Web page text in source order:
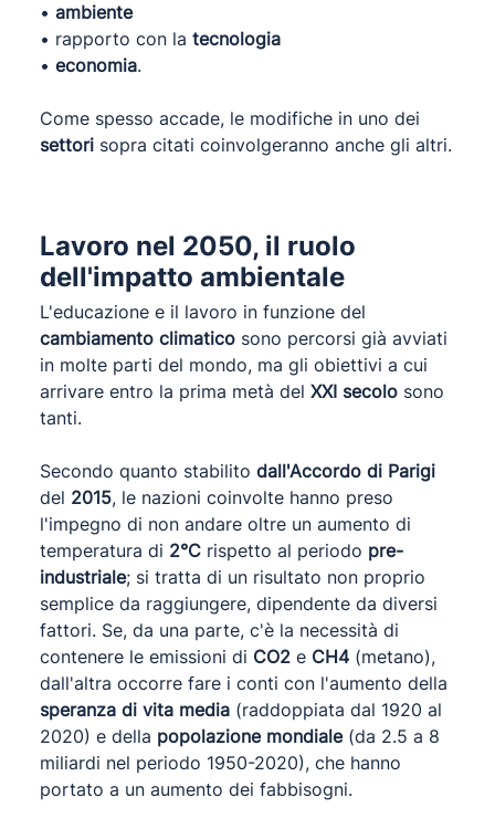
• ambiente
• rapporto con la tecnologia
• economia.
Come spesso accade, le modifiche in uno dei
settori sopra citati coinvolgeranno anche gli altri.
Lavoro nel 2050, il ruolo
dell'impatto ambientale
L'educazione e il lavoro in funzione del
cambiamento climatico sono percorsi già avviati
in molte parti del mondo, ma gli obiettivi a cui
arrivare entro la prima metà del XXI secolo sono
tanti.
Secondo quanto stabilito dall'Accordo di Parigi
del 2015, le nazioni coinvolte hanno preso
l'impegno di non andare oltre un aumento di
temperatura di 2°C rispetto al periodo pre-
industriale; si tratta di un risultato non proprio
semplice da raggiungere, dipendente da diversi
fattori. Se, da una parte, c'è la necessità di
contenere le emissioni di CO2 e CH4 (metano),
dall'altra occorre fare i conti con l'aumento della
speranza di vita media (raddoppiata dal 1920 al
2020) e della popolazione mondiale(da 2.5 a 8
miliardi nel periodo 1950-2020), che hanno
portato a un aumento dei fabbisogni.